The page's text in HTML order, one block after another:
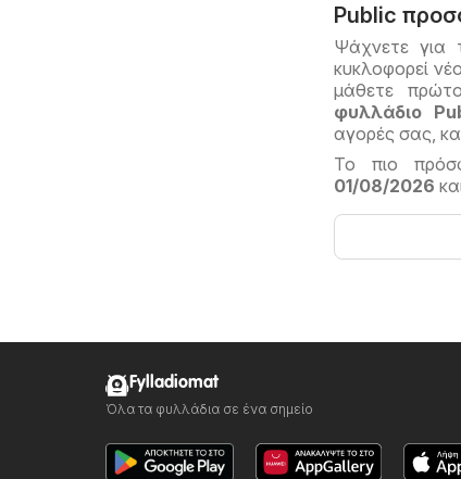
Public
Ψάχνετε για
κυκλοφορεί
μάθετε
φυλλάδιο
αγορές σας,
Το πιο
01/08/2026
Fylladiomat
Όλα τα φυλλάδια σε ένα σημείο